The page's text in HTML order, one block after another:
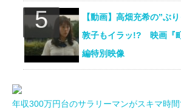
【動画】高畑充希の”ぶ
敦子もイラッ!? 映画『
編特別映像
年収300万円台のサラリーマンがスキマ時